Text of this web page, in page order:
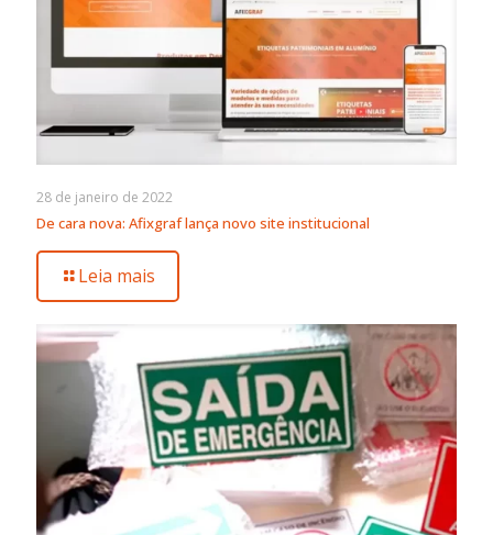
28 de janeiro de 2022
De cara nova: Afixgraf lança novo site institucional
Leia mais